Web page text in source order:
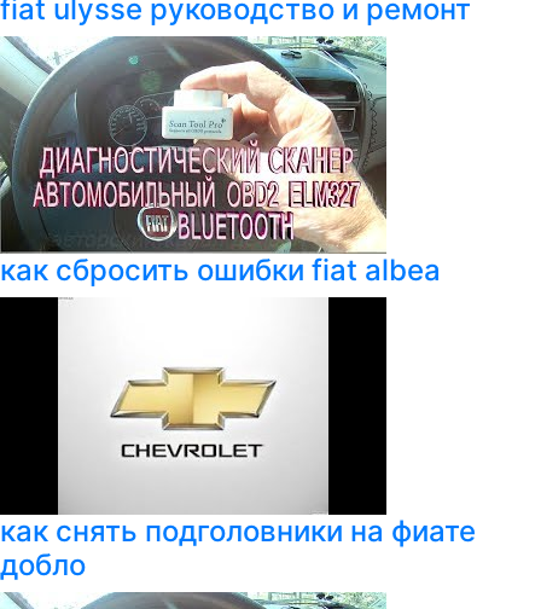
fiat ulysse руководство и ремонт
как сбросить ошибки fiat albea
как снять подголовники на фиате
добло